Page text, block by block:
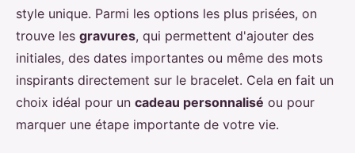
style unique. Parmi les options les plus prisées, on
trouve les gravures, qui permettent d'ajouter des
initiales, des dates importantes ou même des mots
inspirants directement sur le bracelet. Cela en fait un
choix idéal pour un cadeau personnalisé ou pour
marquer une étape importante de votre vie.